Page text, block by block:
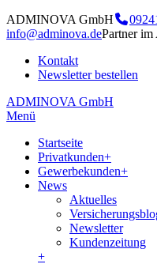
ADMINOVA GmbH
info@adminova.dePartner
Kontakt
Newsletter bestellen
ADMINOVA GmbH
Menü
Startseite
Privatkunden+
Gewerbekunden+
News
Aktuelles
Newsletter
Kundenzeitung
+